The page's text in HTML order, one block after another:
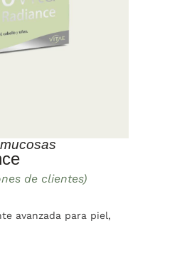
de clientes)
avanzada para piel,